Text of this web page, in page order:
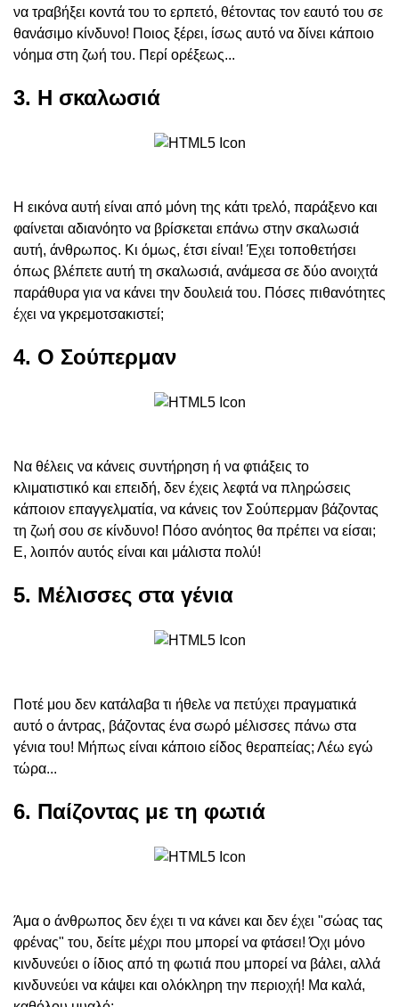
να τραβήξει κοντά του το ερπετό, θέτοντας τον εαυτό του σε
θανάσιμο κίνδυνο! Ποιος ξέρει, ίσως αυτό να δίνει κάποιο
νόημα στη ζωή του. Περί ορέξεως...
3. Η σκαλωσιά
Η εικόνα αυτή είναι από μόνη της κάτι τρελό, παράξενο και
φαίνεται αδιανόητο να βρίσκεται επάνω στην σκαλωσιά
αυτή, άνθρωπος. Κι όμως, έτσι είναι! Έχει τοποθετήσει
όπως βλέπετε αυτή τη σκαλωσιά, ανάμεσα σε δύο ανοιχτά
παράθυρα για να κάνει την δουλειά του. Πόσες πιθανότητες
έχει να γκρεμοτσακιστεί;
4. Ο Σούπερμαν
Να θέλεις να κάνεις συντήρηση ή να φτιάξεις το
κλιματιστικό και επειδή, δεν έχεις λεφτά να πληρώσεις
κάποιον επαγγελματία, να κάνεις τον Σούπερμαν βάζοντας
τη ζωή σου σε κίνδυνο! Πόσο ανόητος θα πρέπει να είσαι;
Ε, λοιπόν αυτός είναι και μάλιστα πολύ!
5. Μέλισσες στα γένια
Ποτέ μου δεν κατάλαβα τι ήθελε να πετύχει πραγματικά
αυτό ο άντρας, βάζοντας ένα σωρό μέλισσες πάνω στα
γένια του! Μήπως είναι κάποιο είδος θεραπείας; Λέω εγώ
τώρα...
6. Παίζοντας με τη φωτιά
Άμα ο άνθρωπος δεν έχει τι να κάνει και δεν έχει "σώας τας
φρένας" του, δείτε μέχρι που μπορεί να φτάσει! Όχι μόνο
κινδυνεύει ο ίδιος από τη φωτιά που μπορεί να βάλει, αλλά
κινδυνεύει να κάψει και ολόκληρη την περιοχή! Μα καλά,